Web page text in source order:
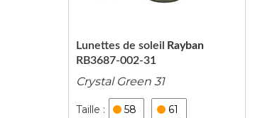
RB3687-002-31
Lunettes de soleil Rayban
Crystal Green 31
58 61